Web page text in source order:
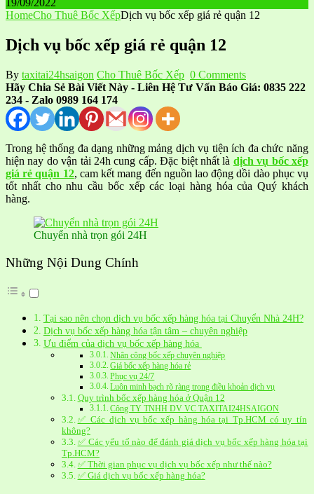
HomeCho Thuê Bốc XếpDịch vụ bốc xếp giá rẻ quận 12
Dịch vụ bốc xếp giá rẻ quận 12
By taxitai24hsaigon Cho Thuê Bốc Xếp 0 Comments
Hãy Chia Sẻ Bài Viết Này - Liên Hệ Tư Vấn Báo Giá: 0835 222
234 - Zalo 0989 164 174
Trong hệ thống đa dạng những mảng dịch vụ tiện ích đa chức năng
hiện nay do vận tải 24h cung cấp. Đặc biệt nhất là dịch vụ bốc xếp
giá rẻ quận 12, cam kết mang đến nguồn lao động dồi dào phục vụ
tốt nhất cho nhu cầu bốc xếp các loại hàng hóa của Quý khách
hàng.
Chuyển nhà trọn gói 24H
Những Nội Dung Chính
Tại sao nên chọn dịch vụ bốc xếp hàng hóa tại Chuyển Nhà 24H?
Dịch vụ bốc xếp hàng hóa tận tâm – chuyên nghiệp
Ưu điểm của dịch vụ bốc xếp hàng hóa
Nhân công bốc xếp chuyên nghiệp
Giá bốc xếp hàng hóa rẻ
Phục vụ 24/7
Luôn minh bạch rõ ràng trong điều khoản dịch vụ
Quy trình bốc xếp hàng hóa ở Quận 12
Công TY TNHH DV VC TAXITAI24HSAIGON
✅ Các dịch vụ bốc xếp hàng hóa tại Tp.HCM có uy tín
không?
✅ Các yếu tố nào để đánh giá dịch vụ bốc xếp hàng hóa tại
Tp.HCM?
✅ Thời gian phục vụ dịch vụ bốc xếp như thế nào?
✅ Giá dịch vụ bốc xếp hàng hóa?